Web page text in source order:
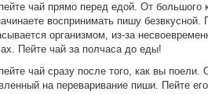
чай прямо перед едой. От большого
воспринимать пишу безвкусной.
организмом, из-за
Пейте чай за полчаса до еды!
чай сразу после того, как вы
на переваривание пиши. Пейте